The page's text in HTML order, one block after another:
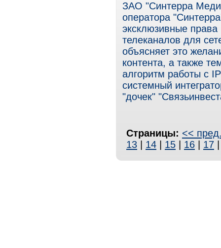
ЗАО "Синтерра
оператора
эксклюзивные
телеканалов для
объясняет это
контента, а также
алгоритм работы с
системный
"дочек"
Страницы: <<
13
14 15 16 17